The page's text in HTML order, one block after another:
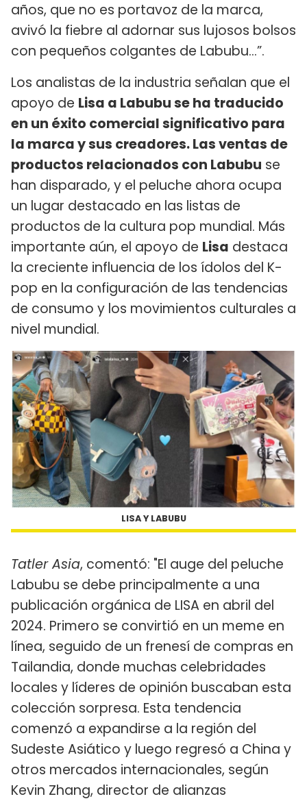
años, que no es portavoz de la marca,
avivó la fiebre al adornar sus lujosos bolsos
con pequeños colgantes de Labubu…”.
Los analistas de la industria señalan que el
apoyo de Lisa a Labubu se ha traducido
en un éxito comercial significativo para
la marca y sus creadores. Las ventas de
productos relacionados con Labubu se
han disparado, y el peluche ahora ocupa
un lugar destacado en las listas de
productos de la cultura pop mundial. Más
importante aún, el apoyo de Lisa destaca
la creciente influencia de los ídolos del K-
pop en la configuración de las tendencias
de consumo y los movimientos culturales a
nivel mundial.
LISA Y LABUBU
Tatler Asia, comentó: "El auge del peluche
Labubu se debe principalmente a una
publicación orgánica de LISA en abril del
2024. Primero se convirtió en un meme en
línea, seguido de un frenesí de compras en
Tailandia, donde muchas celebridades
locales y líderes de opinión buscaban esta
colección sorpresa. Esta tendencia
comenzó a expandirse a la región del
Sudeste Asiático y luego regresó a China y
otros mercados internacionales, según
Kevin Zhang, director de alianzas